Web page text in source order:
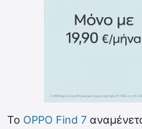
Το OPPO Find 7